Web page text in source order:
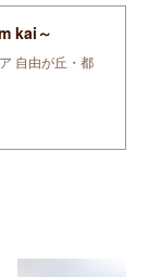
kai～
自由が丘・都